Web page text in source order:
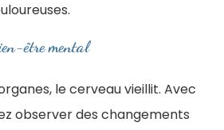
être mental
le cerveau vieillit. Avec
observer des changements